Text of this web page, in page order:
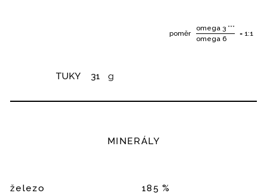
TUKY 31 g
poměr
omega 3 ***
omega 6
= 1:1
MINERÁLY
železo 185 %